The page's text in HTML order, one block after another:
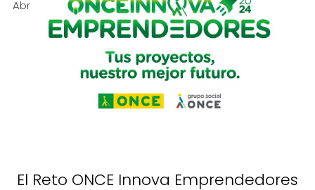
Abr
El Reto ONCE Innova Emprendedores